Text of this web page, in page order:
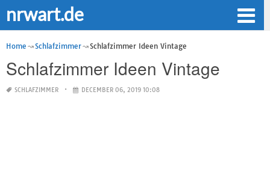
nrwart.de
Home Schlafzimmer Schlafzimmer Ideen Vintage
Schlafzimmer Ideen Vintage
SCHLAFZIMMER DECEMBER 06, 2019 10:08